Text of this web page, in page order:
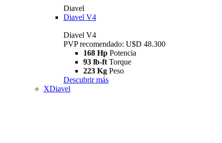
Diavel
Diavel V4
Diavel V4
PVP recomendado: U$D 48.300
168 Hp Potencia
93 lb-ft Torque
223 Kg Peso
Descubrir más
XDiavel